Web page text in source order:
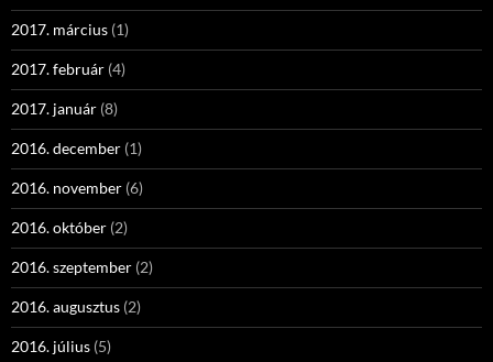
2017. március (1)
2017. február (4)
2017. január (8)
2016. december (1)
2016. november (6)
2016. október (2)
2016. szeptember (2)
2016. augusztus (2)
2016. július (5)